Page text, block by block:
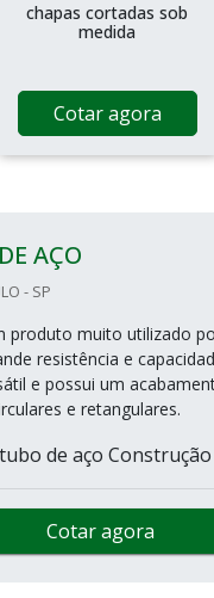
chapas cortadas sob
medida
Cotar agora
AÇO
- SP
produto muito utilizado
resistência e
e possui um
e retangulares.
de aço Construção
Cotar agora